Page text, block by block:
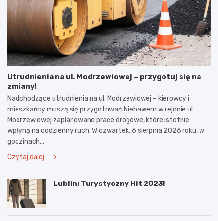
Utrudnienia na ul. Modrzewiowej – przygotuj się na
zmiany!
Nadchodzące utrudnienia na ul. Modrzewiowej – kierowcy i
mieszkańcy muszą się przygotować Niebawem w rejonie ul.
Modrzewiowej zaplanowano prace drogowe, które istotnie
wpłyną na codzienny ruch. W czwartek, 6 sierpnia 2026 roku, w
godzinach…
Czytaj dalej
Lublin: Turystyczny Hit 2023!